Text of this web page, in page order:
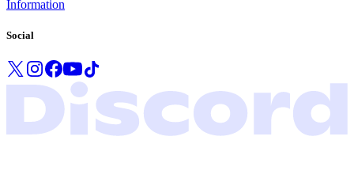
Information
Social